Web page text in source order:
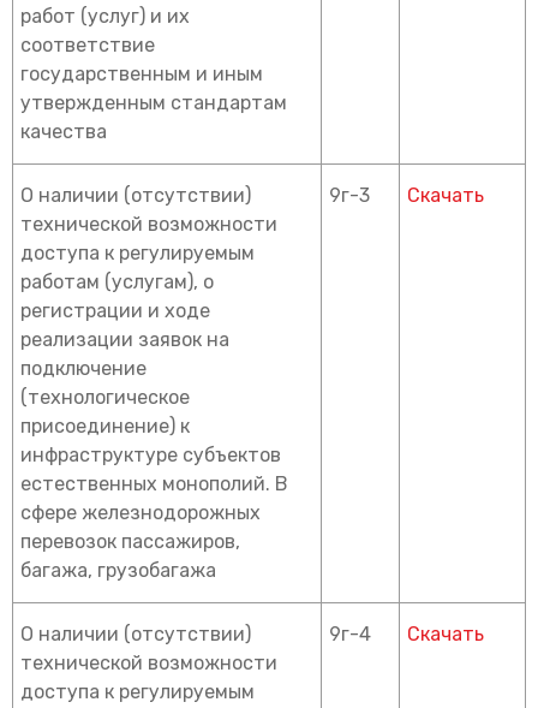
работ (услуг) и их
соответствие
государственным и иным
утвержденным стандартам
качества
О наличии (отсутствии)
технической возможности
доступа к регулируемым
работам (услугам), о
регистрации и ходе
реализации заявок на
подключение
(технологическое
присоединение) к
инфраструктуре субъектов
естественных монополий. В
сфере железнодорожных
перевозок пассажиров,
багажа, грузобагажа
9г-3 Скачать
О наличии (отсутствии)
технической возможности
доступа к регулируемым
9г-4 Скачать